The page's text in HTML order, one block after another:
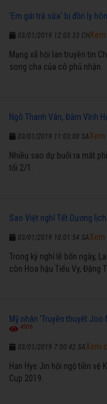
'Em gái trà sữa' bị đồn ly
03/01/2019 12:03:33 CH
Mạng xã hội lan truyền tin
song cha của cô phủ nhận.
Ngô Thanh Vân, Đàm Vĩnh
03/01/2019 11:03:00 SA
Nhiều sao dự buổi ra mắt
tối 2/1.
Sao Việt nghỉ Tết Dương
03/01/2019 10:01:54 SA
Trong kỳ nghỉ lễ bốn ngày,
còn Hoa hậu Tiểu Vy, Đặng
Mỹ nhân 'Truyền thuyết
4506
03/01/2019 7:00:42 SA
Han Hye Jin hội ngộ tiền vệ
Cup 2019.
Xem